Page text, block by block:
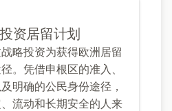
资居留计划
略投资为获得欧洲居留
。凭借申根区的准入、
明确的公民身份途径，
流动和长期安全的人来